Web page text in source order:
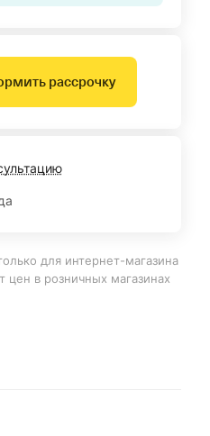
рассрочку
для интернет-магазина
цен в розничных магазинах